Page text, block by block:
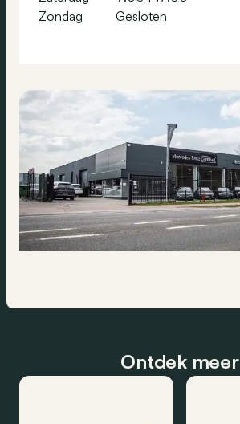
Zondag
Gesloten
Ontdek meer